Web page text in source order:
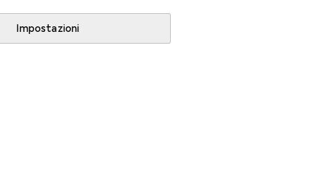
Impostazioni